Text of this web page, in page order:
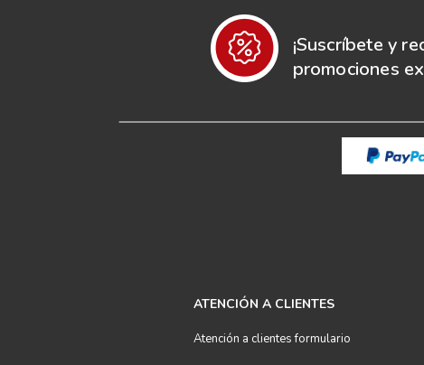
¡Suscríbete y
promociones
ATENCIÓN A CLIENTES
Atención a clientes formulario